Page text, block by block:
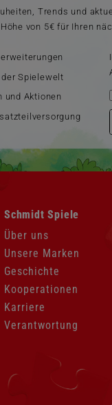
Trends und
von 5€ für Ihren
Spielewelt
und Aktionen
Navigation
überspringen
Schmidt Spiele
Über uns
Unsere Marken
Geschichte
Kooperationen
Karriere
Verantwortung